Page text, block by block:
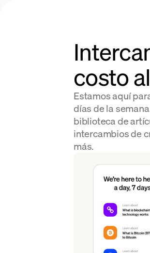
costo
Estamos aquí
días de la
biblioteca de
intercambios de
más.